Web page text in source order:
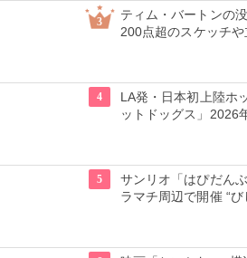
3
ティム・バートンの
200点超のスケッチや
4
LA発・日本初上陸ホ
ットドッグス」2026
5
サンリオ「はぴだん
ラマチ周辺で開催 “び